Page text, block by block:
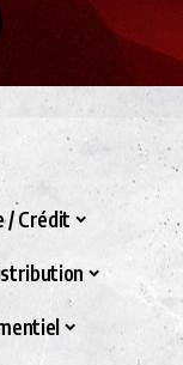
/ Crédit